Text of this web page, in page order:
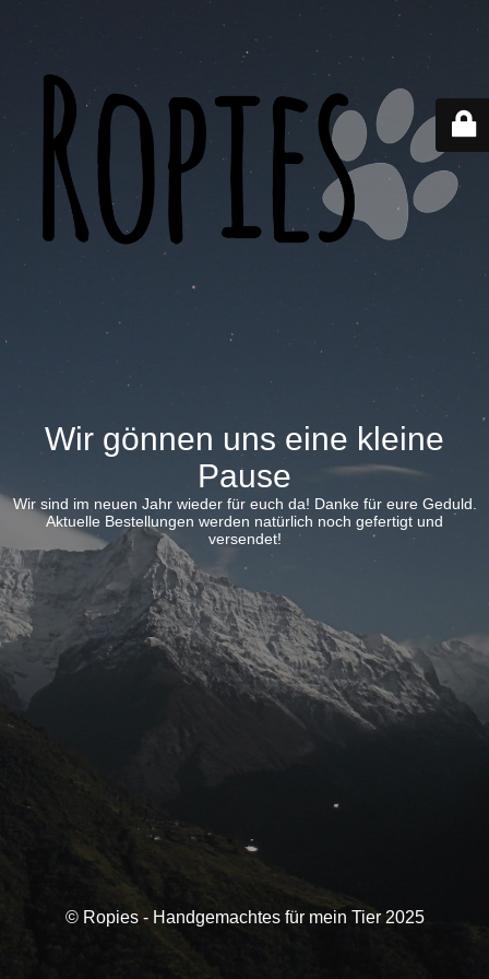
Wir gönnen uns eine kleine
Pause
Wir sind im neuen Jahr wieder für euch da! Danke für eure Geduld.
Aktuelle Bestellungen werden natürlich noch gefertigt und
versendet!
© Ropies - Handgemachtes für mein Tier 2025